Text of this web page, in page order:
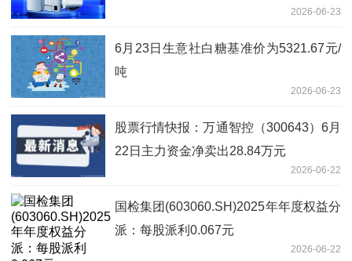
2026-06-23
6月23日生意社白糖基准价为5321.67元/
吨
2026-06-23
股票行情快报：万通智控（300643）6月
22日主力资金净卖出28.84万元
2026-06-22
国检集团(603060.SH)2025年年度权益分
派：每股派利0.067元
2026-06-22